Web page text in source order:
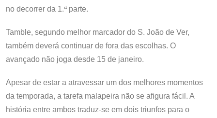
no decorrer da 1.ª parte.
Tamble, segundo melhor marcador do S. João de Ver,
também deverá continuar de fora das escolhas. O
avançado não joga desde 15 de janeiro.
Apesar de estar a atravessar um dos melhores momentos
da temporada, a tarefa malapeira não se afigura fácil. A
história entre ambos traduz-se em dois triunfos para o